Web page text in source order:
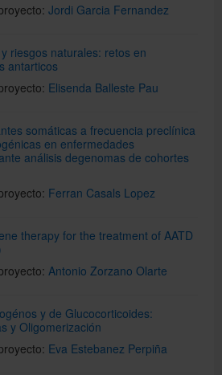
Jordi Garcia Fernandez
riesgos naturales: retos en
antarticos
Elisenda Balleste Pau
somáticas a frecuencia preclínica
en enfermedades
análisis degenomas de cohortes
Ferran Casals Lopez
therapy for the treatment of AATD
Antonio Zorzano Olarte
y de Glucocorticoides:
y Oligomerización
Eva Estebanez Perpiña